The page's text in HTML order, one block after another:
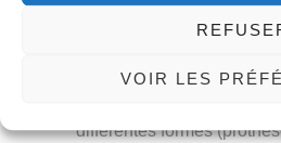
VOIR LES
:
prothèses peuvent être
différentes formes